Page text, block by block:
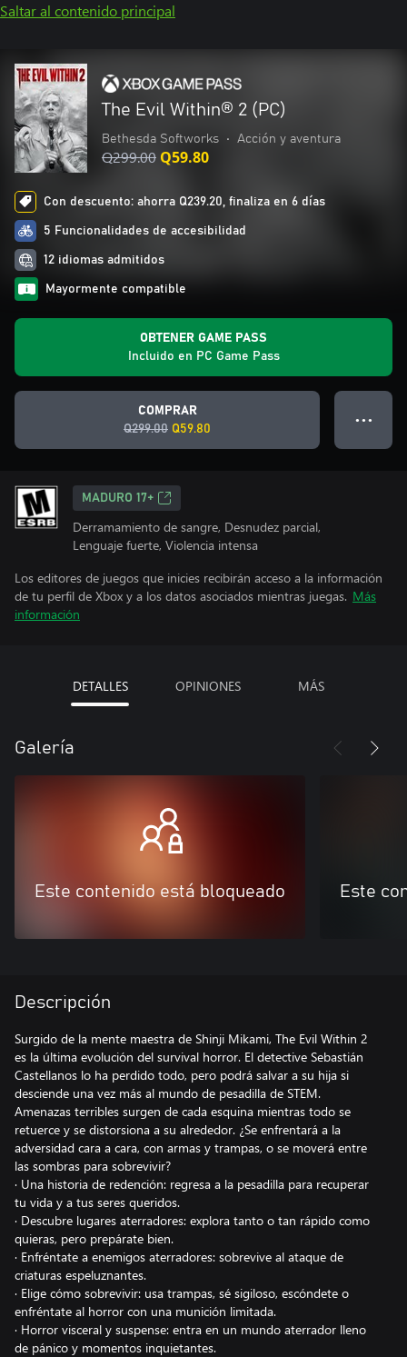
Saltar al contenido principal
The Evil Within® 2 (PC)
Bethesda Softworks • Acción y aventura
Q299.00 Q59.80
Con descuento: ahorra Q239.20, finaliza en 6 días
5 Funcionalidades de accesibilidad
12 idiomas admitidos
Mayormente compatible
OBTENER GAME PASS
Incluido en PC Game Pass
COMPRAR
Q299.00 Q59.80
● ● ●
MADURO 17+
Derramamiento de sangre, Desnudez parcial,
Lenguaje fuerte, Violencia intensa
Los editores de juegos que inicies recibirán acceso a la información
de tu perfil de Xbox y a los datos asociados mientras juegas. Más
información
DETALLES OPINIONES MÁS
Galería
Este contenido está bloqueado Este
Descripción
Surgido de la mente maestra de Shinji Mikami, The Evil Within 2
es la última evolución del survival horror. El detective Sebastián
Castellanos lo ha perdido todo, pero podrá salvar a su hija si
desciende una vez más al mundo de pesadilla de STEM.
Amenazas terribles surgen de cada esquina mientras todo se
retuerce y se distorsiona a su alrededor. ¿Se enfrentará a la
adversidad cara a cara, con armas y trampas, o se moverá entre
las sombras para sobrevivir?
· Una historia de redención: regresa a la pesadilla para recuperar
tu vida y a tus seres queridos.
· Descubre lugares aterradores: explora tanto o tan rápido como
quieras, pero prepárate bien.
· Enfréntate a enemigos aterradores: sobrevive al ataque de
criaturas espeluznantes.
· Elige cómo sobrevivir: usa trampas, sé sigiloso, escóndete o
enfréntate al horror con una munición limitada.
· Horror visceral y suspense: entra en un mundo aterrador lleno
de pánico y momentos inquietantes.